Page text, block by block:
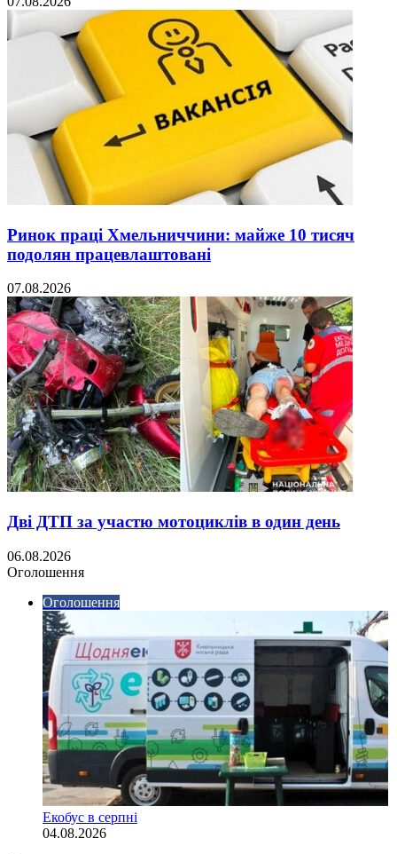
Ринок праці Хмельниччини: майже 10 тисяч
подолян працевлаштовані
07.08.2026
Дві ДТП за участю мотоциклів в один день
06.08.2026
Оголошення
Оголошення
Екобус в серпні
04.08.2026